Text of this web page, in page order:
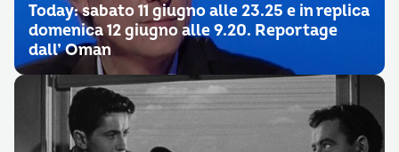
Today: sabato 11 giugno alle 23.25 e in replica
domenica 12 giugno alle 9.20. Reportage
dall’ Oman